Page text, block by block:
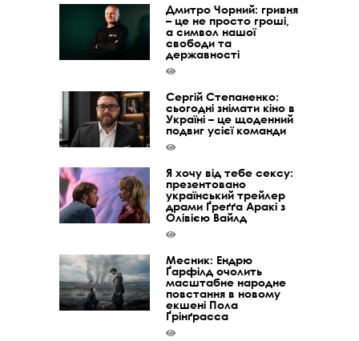
Дмитро Чорний: гривня
– це не просто гроші,
а символ нашої
свободи та
державності
Сергій Степаненко:
сьогодні знімати кіно в
Україні – це щоденний
подвиг усієї команди
Я хочу від тебе сексу:
презентовано
український трейлер
драми Ґреґґа Аракі з
Олівією Вайлд
Месник: Ендрю
Ґарфілд очолить
масштабне народне
повстання в новому
екшені Пола
Ґрінґрасса